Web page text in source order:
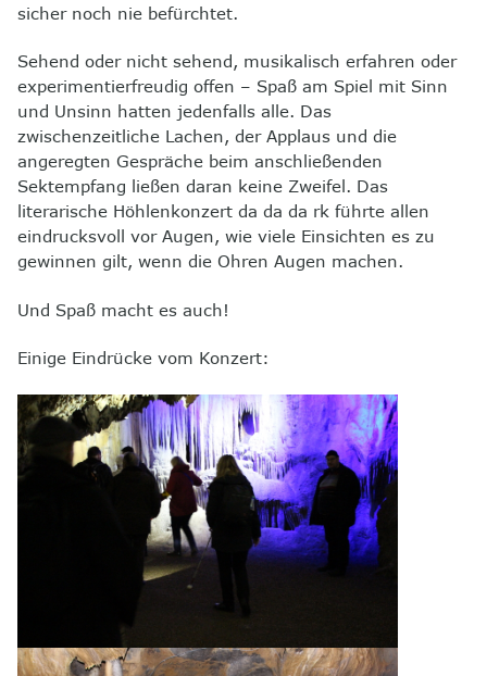
sicher noch nie befürchtet.
Sehend oder nicht sehend, musikalisch erfahren oder
experimentierfreudig offen – Spaß am Spiel mit Sinn
und Unsinn hatten jedenfalls alle. Das
zwischenzeitliche Lachen, der Applaus und die
angeregten Gespräche beim anschließenden
Sektempfang ließen daran keine Zweifel. Das
literarische Höhlenkonzert da da da rk führte allen
eindrucksvoll vor Augen, wie viele Einsichten es zu
gewinnen gilt, wenn die Ohren Augen machen.
Und Spaß macht es auch!
Einige Eindrücke vom Konzert: